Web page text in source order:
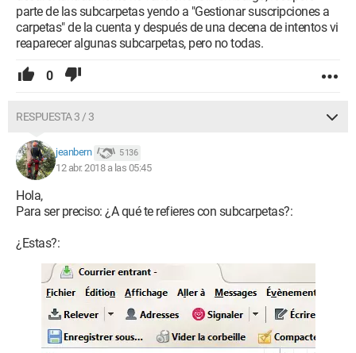
parte de las subcarpetas yendo a "Gestionar suscripciones a
carpetas" de la cuenta y después de una decena de intentos vi
reaparecer algunas subcarpetas, pero no todas.
0
RESPUESTA 3 / 3
jeanbern 5 136
12 abr. 2018 a las 05:45
Hola,
Para ser preciso: ¿A qué te refieres con subcarpetas?:
¿Estas?: